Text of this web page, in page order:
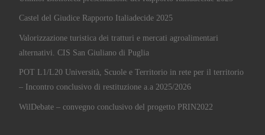
Castel del Giudice Rapporto Italiadecide 2025
Valorizzazione turistica dei tratturi e mercati agroalimentari
alternativi. CIS San Giuliano di Puglia
POT L1/L20 Università, Scuole e Territorio in rete per il territorio
– Incontro conclusivo di restituzione a.a 2025/2026
WilDebate – convegno conclusivo del progetto PRIN2022